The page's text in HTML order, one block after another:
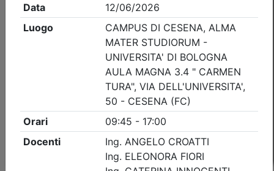
- Tipo Ordine/collegio:Ingegneri- Ordine:Forlì-
Cesena
- Eventi in programma dal8/8/2026
Precedente 1 Successiva
Nessun risultato per i parametri inseriti